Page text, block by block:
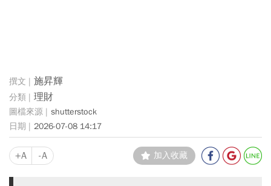
施昇輝
理財
shutterstock
2026-07-08 14:17
+A -A 加入收藏